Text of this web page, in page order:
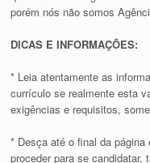
porém nós não somos
DICAS E INFORMAÇÕES:
* Leia atentamente as
currículo se realmente esta
exigências e requisitos,
* Desça até o final da
proceder para se candidatar,